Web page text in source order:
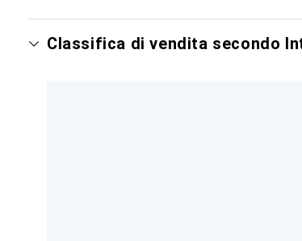
Classifica di vendita secondo